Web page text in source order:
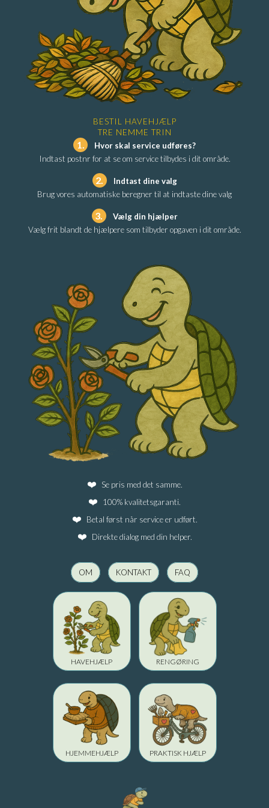
BESTIL HAVEHJÆLP
TRE NEMME TRIN
1.
Hvor skal service udføres?
Indtast postnr for at se om service tilbydes i dit område.
2.
Indtast dine valg
Brug vores automatiske beregner til at indtaste dine valg
3.
Vælg din hjælper
Vælg frit blandt de hjælpere som tilbyder opgaven i dit område.
Se pris med det samme.
100% kvalitetsgaranti.
Betal først når service er udført.
Direkte dialog med din helper.
OM KONTAKT FAQ
HAVEHJÆLP RENGØRING
HJEMMEHJÆLP PRAKTISK HJÆLP